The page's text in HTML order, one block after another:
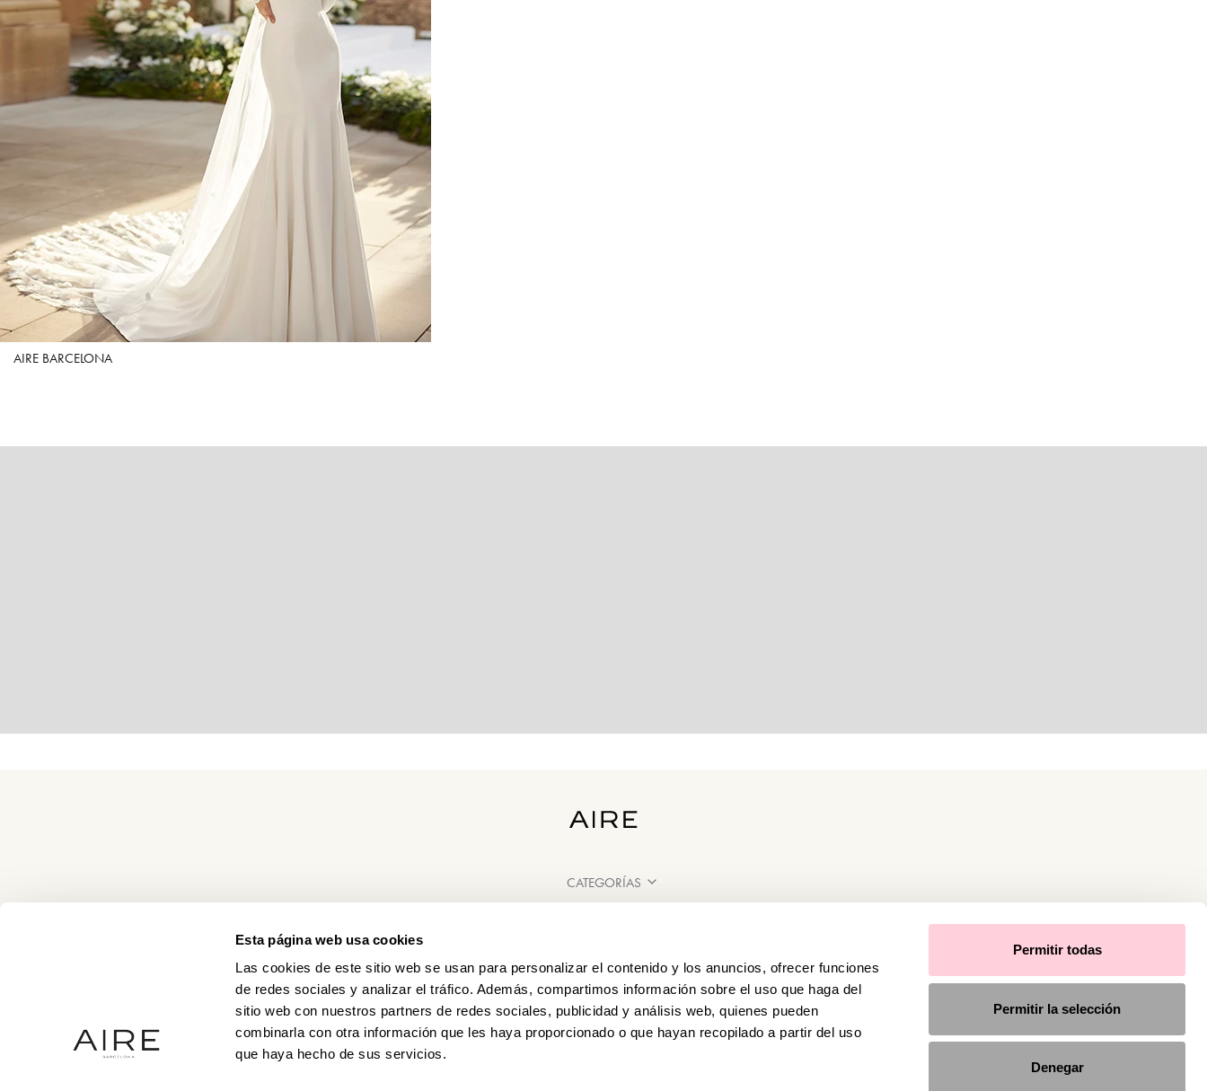
Esta página web usa cookies
Las cookies de este sitio web se usan para personalizar el contenido y los anuncios, ofrecer funciones
de redes sociales y analizar el tráfico. Además, compartimos información sobre el uso que haga del
sitio web con nuestros partners de redes sociales, publicidad y análisis web, quienes pueden
combinarla con otra información que les haya proporcionado o que hayan recopilado a partir del uso
que haya hecho de sus servicios.
Permitir todas
Permitir la selección
Denegar
AIRE BARCELONA
CATEGORÍAS
PUNTOS DE VENTA